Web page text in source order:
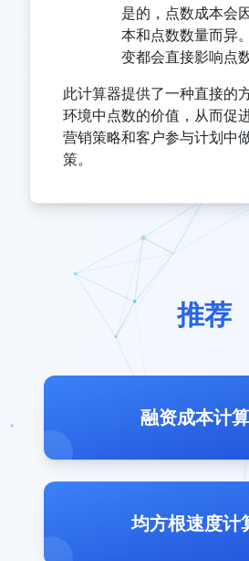
是的，点数成本会
本和点数数量而异
变都会直接影响点
此计算器提供了一种直接的
环境中点数的价值，从而促
营销策略和客户参与计划中
策。
推荐
融资成本计
均方根速度计